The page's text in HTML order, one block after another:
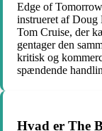
Edge of
instrueret af Doug
Tom Cruise, der
gentager den
kritisk og
spændende
Hvad er The